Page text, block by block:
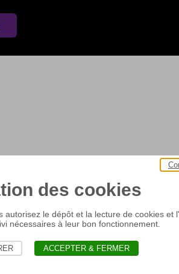
des cookies
autorisez le dépôt et la lecture de cookies et
nécessaires à leur bon fonctionnement.
ACCEPTER & FERMER